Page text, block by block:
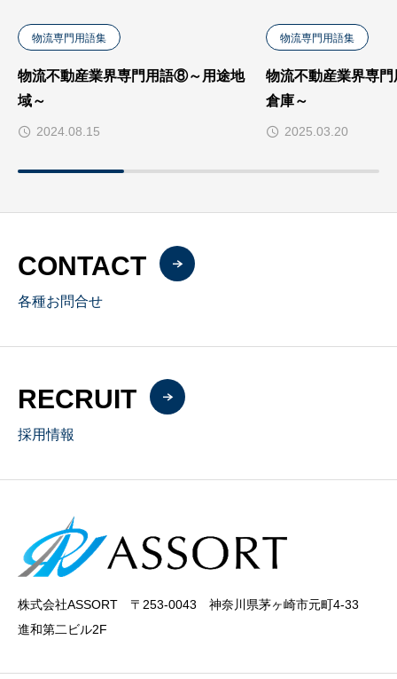
物流専門用語集
物流不動産業界専門用語⑧～用途地
域～
2024.08.15
物流専門用語集
物流不動産業界専
倉庫～
2025.03.20
CONTACT
各種お問合せ
RECRUIT
採用情報
株式会社ASSORT 〒253-0043 神奈川県茅ヶ崎市元町4-33
進和第二ビル2F